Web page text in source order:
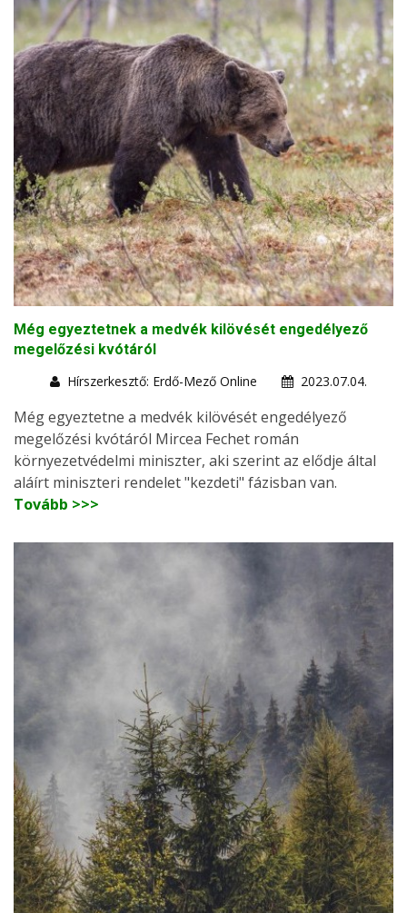
Még egyeztetnek a medvék kilövését engedélyező
megelőzési kvótáról
Hírszerkesztő: Erdő-Mező Online
2023.07.04.
Még egyeztetne a medvék kilövését engedélyező
megelőzési kvótáról Mircea Fechet román
környezetvédelmi miniszter, aki szerint az elődje által
aláírt miniszteri rendelet "kezdeti" fázisban van.
Tovább >>>